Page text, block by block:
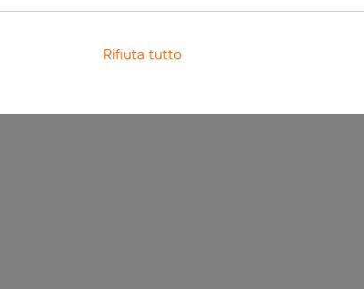
Rifiuta tutto